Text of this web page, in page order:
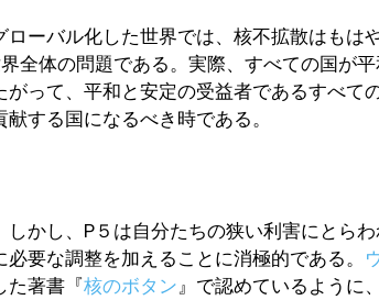
ーバル化した世界では、核不拡散はもは
全体の問題である。実際、すべての国が
って、平和と安定の受益者であるすべて
する国になるべき時である。
かし、P５は自分たちの狭い利害にとら
要な調整を加えることに消極的である。
た著書『核のボタン 』で認めているように